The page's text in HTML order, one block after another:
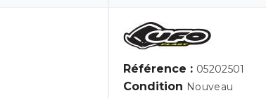
Référence : 05202501
Condition Nouveau